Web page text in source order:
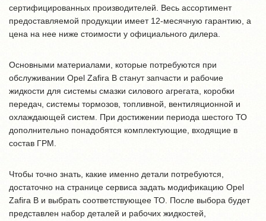
сертифицированных производителей. Весь ассортимент
предоставляемой продукции имеет 12-месячную гарантию, а
цена на нее ниже стоимости у официального дилера.
Основными материалами, которые потребуются при
обслуживании Opel Zafira B станут запчасти и рабочие
жидкости для системы смазки силового агрегата, коробки
передач, системы тормозов, топливной, вентиляционной и
охлаждающей систем. При достижении периода шестого ТО
дополнительно понадобятся комплектующие, входящие в
состав ГРМ.
Чтобы точно знать, какие именно детали потребуются,
достаточно на странице сервиса задать модификацию Opel
Zafira B и выбрать соответствующее ТО. После выбора будет
представлен набор деталей и рабочих жидкостей,